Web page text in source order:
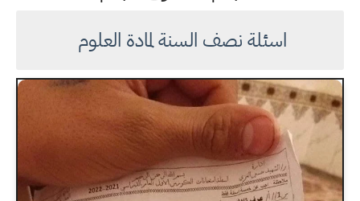
اسئلة نصف السنة لمادة العلوم